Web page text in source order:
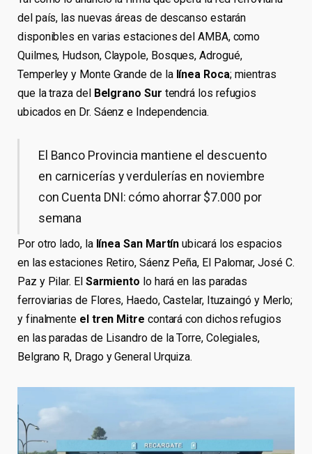
del país, las nuevas áreas de descanso estarán
disponibles en varias estaciones del AMBA, como
Quilmes, Hudson, Claypole, Bosques, Adrogué,
Temperley y Monte Grande de la línea Roca; mientras
que la traza del Belgrano Sur tendrá los refugios
ubicados en Dr. Sáenz e Independencia.
El Banco Provincia mantiene el descuento
en carnicerías y verdulerías en noviembre
con Cuenta DNI: cómo ahorrar $7.000 por
semana
Por otro lado, la línea San Martín ubicará los espacios
en las estaciones Retiro, Sáenz Peña, El Palomar, José C.
Paz y Pilar. El Sarmiento lo hará en las paradas
ferroviarias de Flores, Haedo, Castelar, Ituzaingó y Merlo;
y finalmente el tren Mitre contará con dichos refugios
en las paradas de Lisandro de la Torre, Colegiales,
Belgrano R, Drago y General Urquiza.